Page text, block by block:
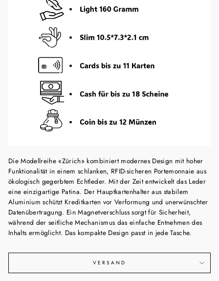
Die Modellreihe «Zürich» kombiniert modernes Design mit hoher
Funktionalität in einem schlanken, RFID-sicheren Portemonnaie aus
ökologisch gegerbtem Echtleder. Mit der Zeit entwickelt das Leder
eine einzigartige Patina. Der Hauptkartenhalter aus stabilem
Aluminium schützt Kreditkarten vor Verformung und unerwünschter
Datenübertragung. Ein Magnetverschluss sorgt für Sicherheit,
während der seitliche Mechanismus das einfache Entnehmen des
Inhalts ermöglicht. Das kompakte Design passt in jede Tasche.
VERSAND